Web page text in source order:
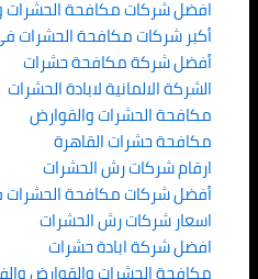
افضل شركات مكافحة
أكبر شركات مكافحة الحشرات
أفضل شركة مكافحة حشرات
الشركة الالمانية لابادة الحشرات
مكافحة الحشرات والقوارض
مكافحة حشرات القاهرة
ارقام شركات رش الحشرات
أفضل شركات مكافحة
اسعار شركات رش الحشرات
افضل شركة ابادة حشرات
مكافحة الحشرات والقوارض